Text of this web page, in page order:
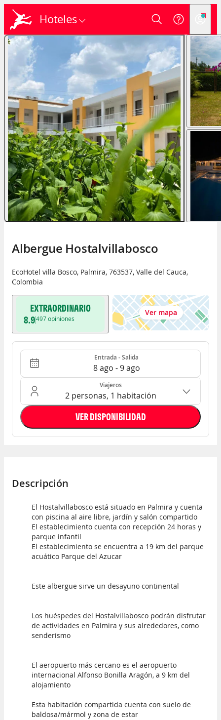
Hoteles
Albergue Hostalvillabosco
EcoHotel villa Bosco, Palmira, 763537, Valle del Cauca,
Colombia
EXTRAORDINARIO
8.9497opiniones
Ver mapa
Entrada - Salida Entrada - Salida
8 ago - 9 ago
Ocupación: 2 personas, 1 habitación
Viajeros
2 personas, 1 habitación
VER DISPONIBILIDAD
Descripción
El Hostalvillabosco está situado en Palmira y cuenta
con piscina al aire libre, jardín y salón compartido
El establecimiento cuenta con recepción 24 horas y
parque infantil
El establecimiento se encuentra a 19 km del parque
acuático Parque del Azucar
Este albergue sirve un desayuno continental
Los huéspedes del Hostalvillabosco podrán disfrutar
de actividades en Palmira y sus alrededores, como
senderismo
El aeropuerto más cercano es el aeropuerto
internacional Alfonso Bonilla Aragón, a 9 km del
alojamiento
Esta habitación compartida cuenta con suelo de
baldosa/mármol y zona de estar